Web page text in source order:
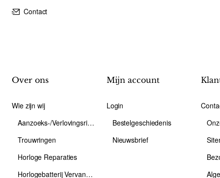
Contact
Over ons
Wie zijn wij
Aanzoeks-/Verlovingsring
Trouwringen
Horloge Reparaties
Horlogebatterij Vervangen
Mijn account
Login
Bestelgeschiedenis
Nieuwsbrief